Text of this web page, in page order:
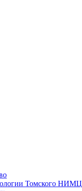
Томского НИМЦ